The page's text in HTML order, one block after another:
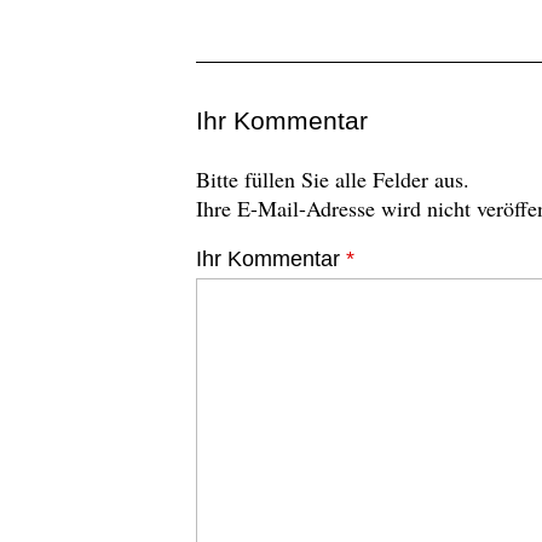
Ihr Kommentar
Bitte füllen Sie alle Felder aus.
Ihre E-Mail-Adresse wird nicht
Ihr Kommentar *